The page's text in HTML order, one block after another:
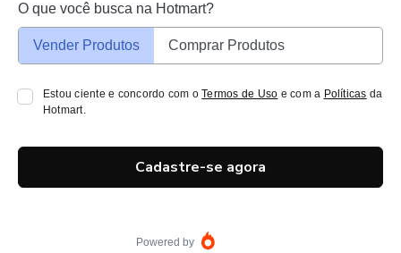
O que você busca na Hotmart?
Vender Produtos Comprar Produtos
Estou ciente e concordo com oTermos de Uso e com a Políticas da
Hotmart.
Cadastre-se agora
Powered by